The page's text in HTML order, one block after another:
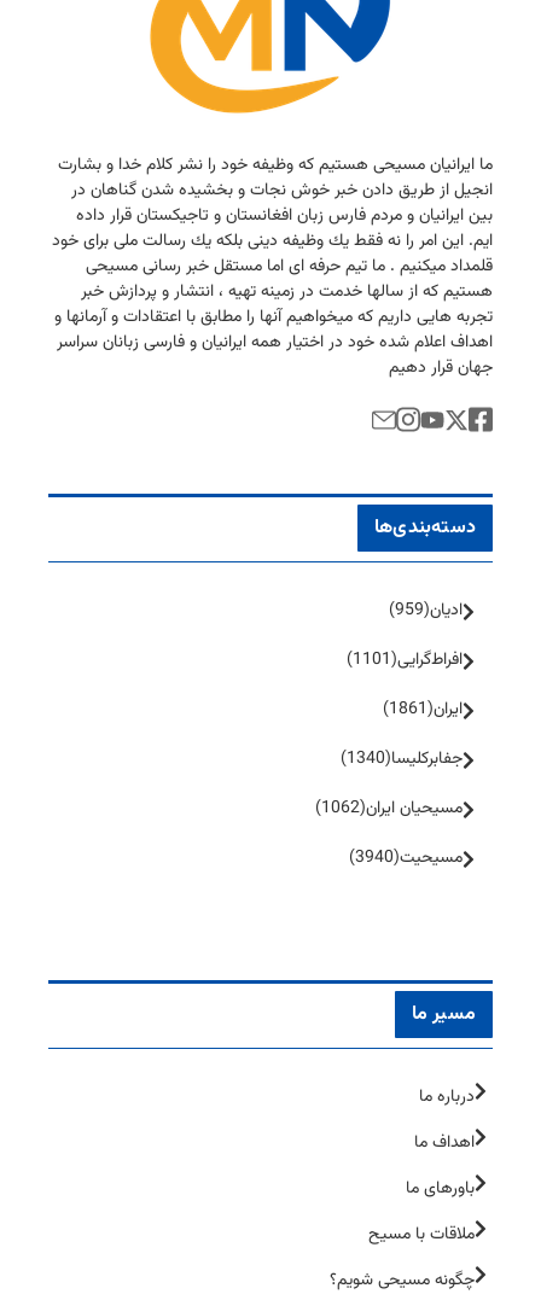
ما ایرانیان مسیحی هستیم كه وظیفه خود را نشر كلام خدا و بشارت
انجیل از طریق دادن خبر خوش نجات و بخشیده شدن گناهان در
بین ایرانیان و مردم فارس زبان افغانستان و تاجیكستان قرار داده
ایم. این امر را نه فقط یك وظیفه دینی بلكه یك رسالت ملی برای خود
قلمداد میكنیم . ما تیم حرفه ای اما مستقل خبر رسانی مسیحی
هستیم كه از سالها خدمت در زمینه تهیه ، انتشار و پردازش خبر
تجربه هایی داریم كه میخواهیم آنها را مطابق با اعتقادات و آرمانها و
اهداف اعلام شده خود در اختیار همه ایرانیان و فارسی زبانان سراسر
جهان قرار دهیم
دسته‌بندی‌ها
ادیان(959)
افراط‌گرایی(1101)
ایران(1861)
جفا‌بر‌کلیسا(1340)
مسیحیان ایران(1062)
مسیحیت(3940)
مسیر ما
درباره ما
اهداف ما
باورهای ما
ملاقات با مسیح
چگونه مسیحی شویم؟